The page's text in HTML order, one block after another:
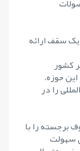
سقف ارائه
کشور
حوزه،
را در
برجسته را با
سهولت